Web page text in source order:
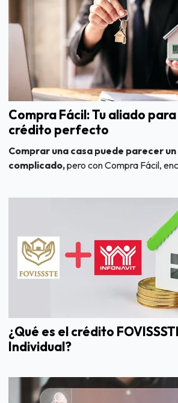
Compra Fácil: Tu aliado
crédito perfecto
Comprar una casa puede parecer
complicado,pero con Compra Fácil,
¿Qué es el crédito
Individual?